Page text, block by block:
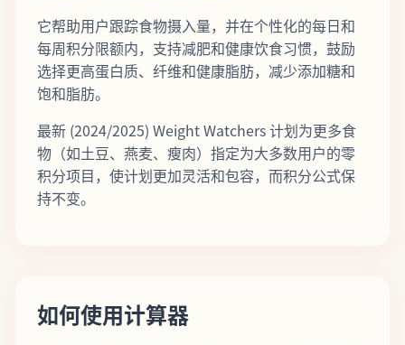
它帮助用户跟踪食物摄入量，并在个性化的每日和
每周积分限额内，支持减肥和健康饮食习惯，鼓励
选择更高蛋白质、纤维和健康脂肪，减少添加糖和
饱和脂肪。
最新 (2024/2025) Weight Watchers 计划为更多食
物（如土豆、燕麦、瘦肉）指定为大多数用户的零
积分项目，使计划更加灵活和包容，而积分公式保
持不变。
如何使用计算器